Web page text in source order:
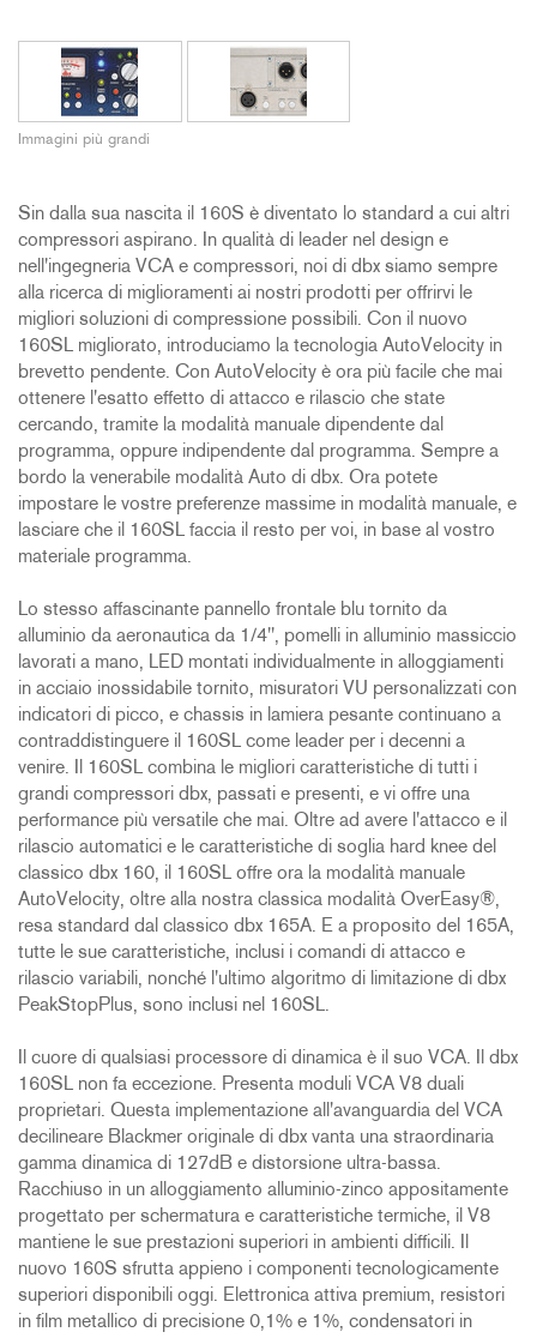
Immagini più grandi
Sin dalla sua nascita il 160S è diventato lo standard a cui altri
compressori aspirano. In qualità di leader nel design e
nell'ingegneria VCA e compressori, noi di dbx siamo sempre
alla ricerca di miglioramenti ai nostri prodotti per offrirvi le
migliori soluzioni di compressione possibili. Con il nuovo
160SL migliorato, introduciamo la tecnologia AutoVelocity in
brevetto pendente. Con AutoVelocity è ora più facile che mai
ottenere l'esatto effetto di attacco e rilascio che state
cercando, tramite la modalità manuale dipendente dal
programma, oppure indipendente dal programma. Sempre a
bordo la venerabile modalità Auto di dbx. Ora potete
impostare le vostre preferenze massime in modalità manuale, e
lasciare che il 160SL faccia il resto per voi, in base al vostro
materiale programma.
Lo stesso affascinante pannello frontale blu tornito da
alluminio da aeronautica da 1/4", pomelli in alluminio massiccio
lavorati a mano, LED montati individualmente in alloggiamenti
in acciaio inossidabile tornito, misuratori VU personalizzati con
indicatori di picco, e chassis in lamiera pesante continuano a
contraddistinguere il 160SL come leader per i decenni a
venire. Il 160SL combina le migliori caratteristiche di tutti i
grandi compressori dbx, passati e presenti, e vi offre una
performance più versatile che mai. Oltre ad avere l'attacco e il
rilascio automatici e le caratteristiche di soglia hard knee del
classico dbx 160, il 160SL offre ora la modalità manuale
AutoVelocity, oltre alla nostra classica modalità OverEasy®,
resa standard dal classico dbx 165A. E a proposito del 165A,
tutte le sue caratteristiche, inclusi i comandi di attacco e
rilascio variabili, nonché l'ultimo algoritmo di limitazione di dbx
PeakStopPlus, sono inclusi nel 160SL.
Il cuore di qualsiasi processore di dinamica è il suo VCA. Il dbx
160SL non fa eccezione. Presenta moduli VCA V8 duali
proprietari. Questa implementazione all'avanguardia del VCA
decilineare Blackmer originale di dbx vanta una straordinaria
gamma dinamica di 127dB e distorsione ultra-bassa.
Racchiuso in un alloggiamento alluminio-zinco appositamente
progettato per schermatura e caratteristiche termiche, il V8
mantiene le sue prestazioni superiori in ambienti difficili. Il
nuovo 160S sfrutta appieno i componenti tecnologicamente
superiori disponibili oggi. Elettronica attiva premium, resistori
in film metallico di precisione 0,1% e 1%, condensatori in